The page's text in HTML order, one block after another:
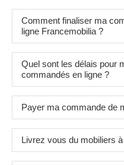
Comment finaliser ma
ligne Francemobilia ?
Quel sont les délais pour
commandés en ligne ?
Payer ma commande de
Livrez vous du mobiliers